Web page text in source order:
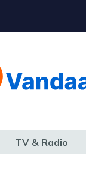
TV & Radio